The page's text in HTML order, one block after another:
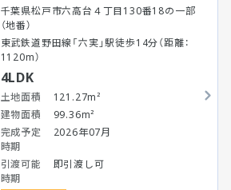
千葉県松戸市六高台４丁目130番18の一部
（地番）
東武鉄道野田線「六実」駅徒歩14分（距離：
1120m）
4LDK
土地面積
121.27m²
建物面積
99.36m²
完成予定
時期
2026年07月
引渡可能
時期
即引渡し可